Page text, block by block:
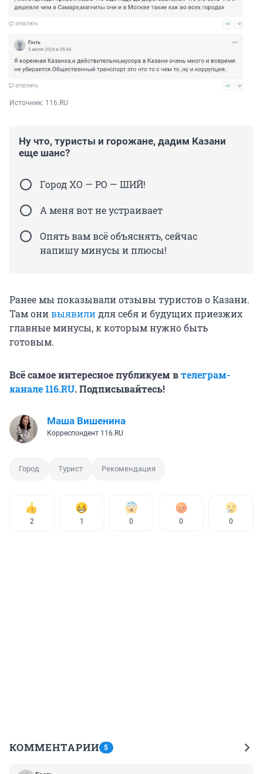
Источник: 116.RU
Ну что, туристы и горожане, дадим Казани
еще шанс?
Город ХО — РО — ШИЙ!
А меня вот не устраивает
Опять вам всё объяснять, сейчас
напишу минусы и плюсы!
Ранее мы показывали отзывы туристов о Казани.
Там онивыявилидля себя и будущих приезжих
главные минусы, к которым нужно быть
готовым.
Всё самое интересное публикуем втелеграм-
канале 116.RU. Подписывайтесь!
Маша Вишенина
Корреспондент 116.RU
Город Турист Рекомендация
2 1 0 0 0
КОММЕНТАРИИ 5